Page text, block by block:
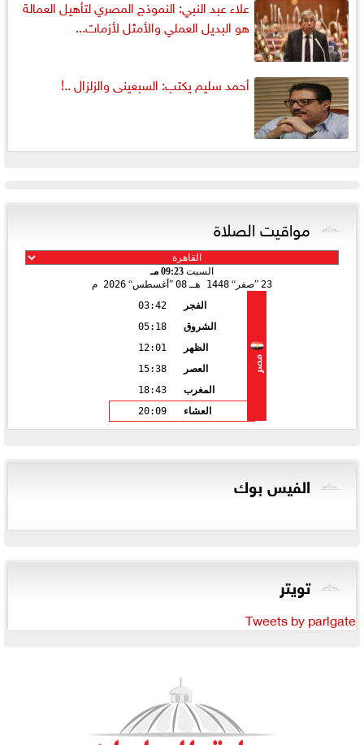
علاء عبد النبي: النموذج المصري لتأهيل العمالة
هو البديل العملي والأمثل لأزمات...
أحمد سليم يكتب: السبعينى والزلزال ..!
مواقيت الصلاة
السبت 09:23 مـ
23 صفر 1448 هـ 08 أغسطس 2026 م
مصر
الفجر
03:42
الشروق
05:18
الظهر
12:01
العصر
15:38
المغرب
18:43
العشاء
20:09
الفيس بوك
تويتر
Tweets by parlgate